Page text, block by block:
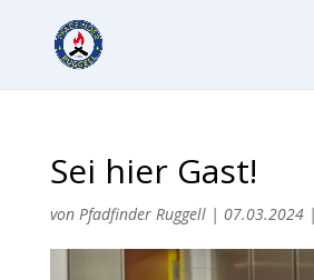
Sei hier Gast!
von Pfadfinder Ruggell| 07.03.2024|